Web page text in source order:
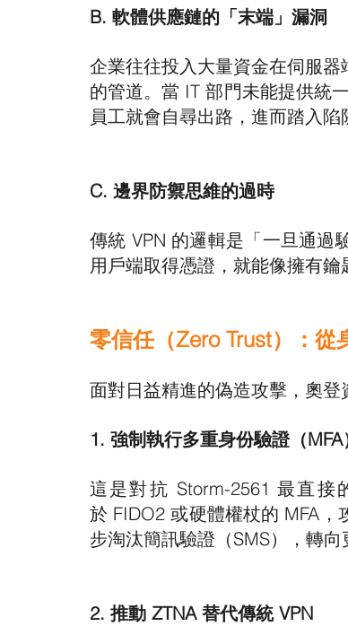
B. 軟體供應鏈的「末端」漏洞
企業往往投入大量資金在伺服
的管道。當 IT 部門未能提供統
員工就會自尋出路，進而踏入陷
C. 邊界防禦思維的過時
傳統 VPN 的邏輯是「一旦通
用戶端取得憑證，就能像擁有鑰
零信任（Zero Trust）：從
面對日益精進的偽造攻擊，奧登
1. 強制執行多重身份驗證（MFA
這是對抗 Storm-2561 最直
於 FIDO2 或硬體權杖的 MFA
步淘汰簡訊驗證（SMS），轉向
2. 推動 ZTNA 替代傳統 VPN